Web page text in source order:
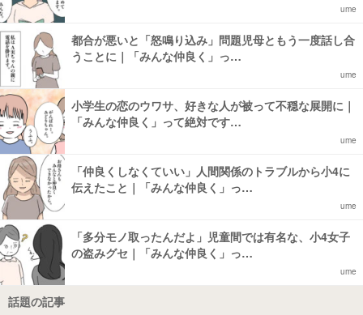
ume
都合が悪いと「怒鳴り込み」問題児母ともう一度話し合
うことに｜「みんな仲良く」っ…
ume
小学生の恋のウワサ、好きな人が被って不穏な展開に｜
「みんな仲良く」って絶対です…
ume
「仲良くしなくていい」人間関係のトラブルから小4に
伝えたこと｜「みんな仲良く」っ…
ume
「多分モノ取ったんだよ」児童間では有名な、小4女子
の盗みグセ｜「みんな仲良く」っ…
ume
話題の記事